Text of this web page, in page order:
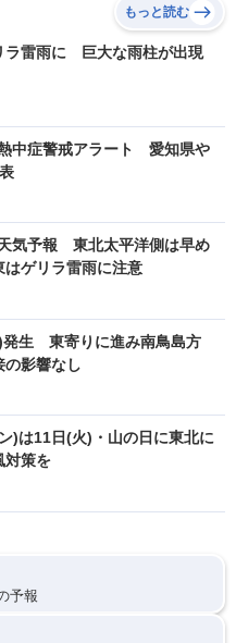
もっと読む
ラ雷雨に 巨大な雨柱が出現
中症警戒アラート 愛知県や
気予報 東北太平洋側は早め
ゲリラ雷雨に注意
発生 東寄りに進み南鳥島方
影響なし
)は11日(火)・山の日に東北に
策を
予報